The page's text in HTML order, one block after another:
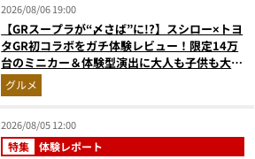
2026/08/06 19:00
【GRスープラが“〆さば”に!?】スシロー×トヨ
タGR初コラボをガチ体験レビュー！限定14万
台のミニカー＆体験型演出に大人も子供も大興
奮間違いなし
グルメ
2026/08/05 12:00
特集 体験レポート